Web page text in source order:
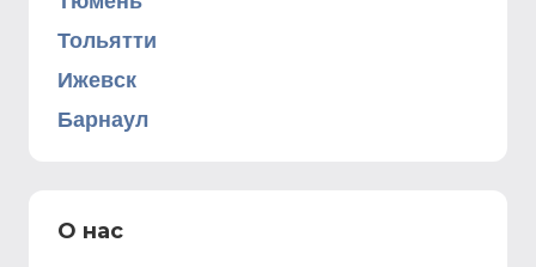
Тольятти
Ижевск
Барнаул
О нас